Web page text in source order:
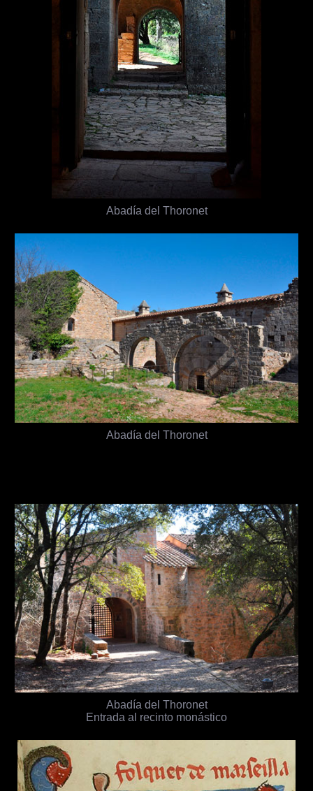
Abadía del Thoronet
Abadía del Thoronet
Abadía del Thoronet
Entrada al recinto monástico